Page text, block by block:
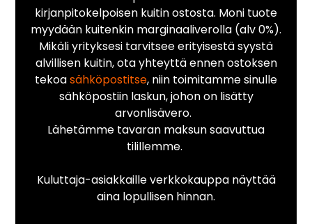
kirjanpitokelpoisen kuitin ostosta. Moni tuote
myydään kuitenkin marginaaliverolla (alv 0%).
Mikäli yrityksesi tarvitsee erityisestä syystä
alvillisen kuitin, ota yhteyttä ennen ostoksen
tekoasähköpostitse, niin toimitamme sinulle
sähköpostiin laskun, johon on lisätty
arvonlisävero.
Lähetämme tavaran maksun saavuttua
tilillemme.
Kuluttaja-asiakkaille verkkokauppa näyttää
aina lopullisen hinnan.